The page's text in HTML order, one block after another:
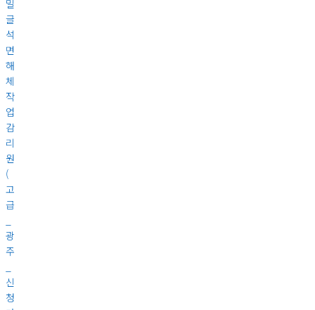
석
면
해
체
작
업
감
리
원
(
고
급
광
주
신
청